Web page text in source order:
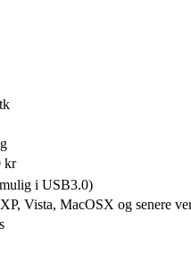
kr
i USB3.0)
Vista, MacOSX og senere